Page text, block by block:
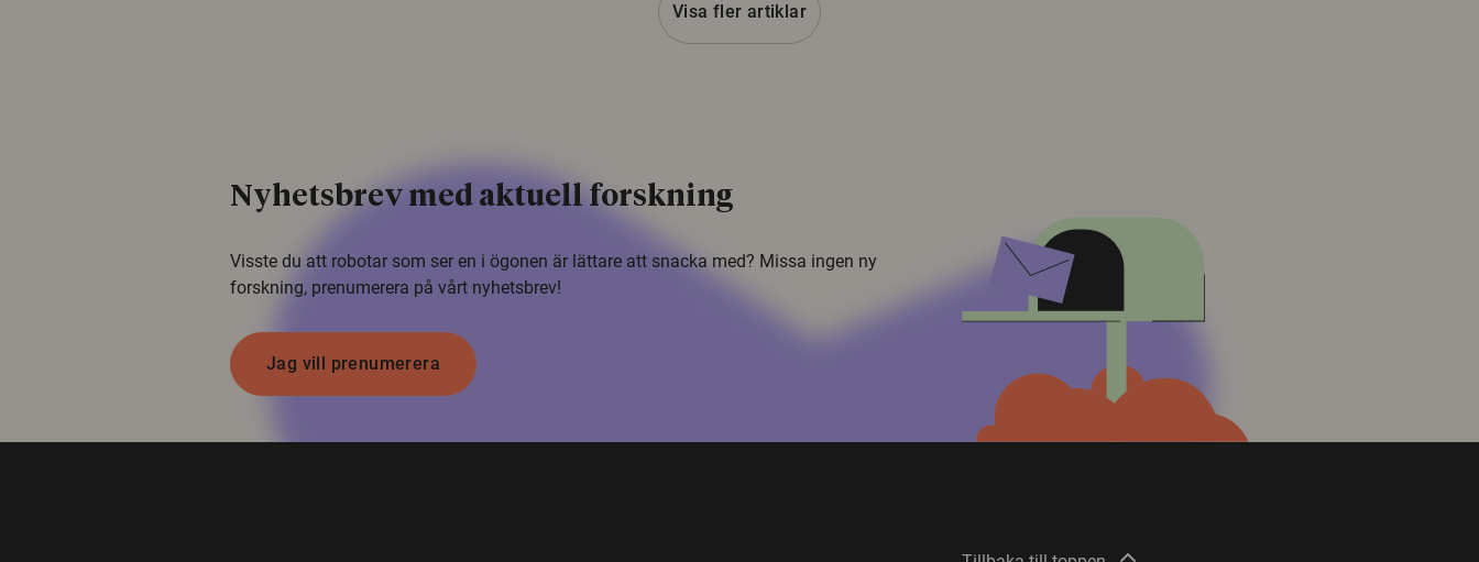
Visa fler artiklar
Nyhetsbrev med aktuell forskning
Visste du att robotar som ser en i ögonen är lättare att snacka med? Missa ingen ny
forskning, prenumerera på vårt nyhetsbrev!
Jag vill prenumerera